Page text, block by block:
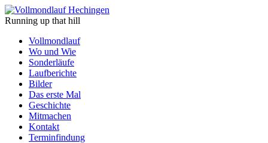
Running up that hill
Vollmondlauf
Wo und Wie
Sonderläufe
Laufberichte
Bilder
Das erste Mal
Geschichte
Mitmachen
Kontakt
Terminfindung